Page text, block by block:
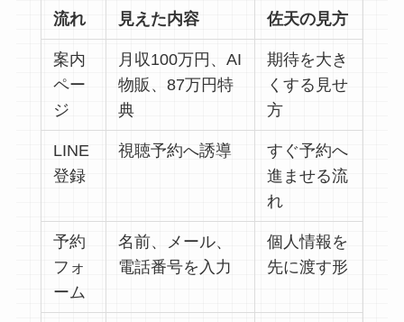
流れ 見えた内容 佐天の見方
案内
ペー
ジ
月収100万円、AI
物販、87万円特
典
期待を大き
くする見せ
方
LINE
登録
視聴予約へ誘導
すぐ予約へ
進ませる流
れ
予約
フォ
ーム
名前、メール、
電話番号を入力
個人情報を
先に渡す形